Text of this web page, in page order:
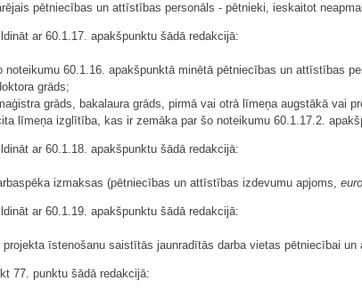
pētniecības un attīstības personāls - pētnieki, ieskaitot
ar 60.1.17. apakšpunktu šādā redakcijā:
noteikumu 60.1.16. apakšpunktā minētā pētniecības un attīstības
grāds;
grāds, bakalaura grāds, pirmā vai otrā līmeņa augstākā vai
līmeņa izglītība, kas ir zemāka par šo noteikumu 60.1.17.2.
ar 60.1.18. apakšpunktu šādā redakcijā:
izmaksas (pētniecības un attīstības izdevumu apjoms, euro
ar 60.1.19. apakšpunktu šādā redakcijā:
projekta īstenošanu saistītās jaunradītās darba vietas pētniecībai
77. punktu šādā redakcijā: